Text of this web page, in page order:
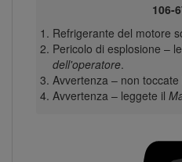
106-
Refrigerante del motore
Pericolo di esplosione –
dell'operatore.
Avvertenza – non
Avvertenza – leggete il